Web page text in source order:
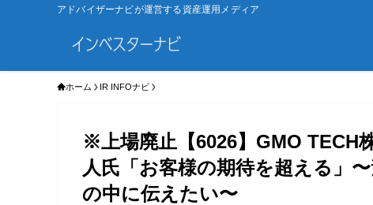
アドバイザーナビが運営する資産運用メディア
ホーム IR INFOナビ
※上場廃止【6026】GMO TECH
人氏「お客様の期待を超える」
の中に伝えたい〜